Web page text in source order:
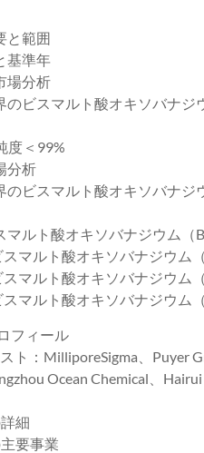
と範囲
基準年
場分析
のビスマルト酸オキソバナ
度＜99%
分析
のビスマルト酸オキソバナ
マルト酸オキソバナジウム
スマルト酸オキソバナジウム
スマルト酸オキソバナジウム
スマルト酸オキソバナジウム
フィール
ト：MilliporeSigma、Puyer
Ocean Chemical、
細
要事業